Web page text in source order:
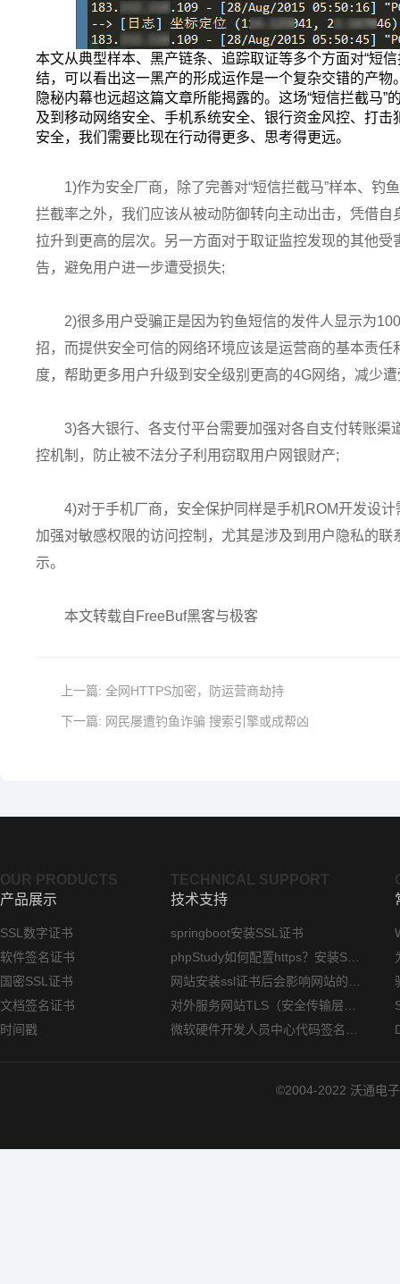
本文从典型样本、黑产链条、追踪取证等多个方面对“短
结，可以看出这一黑产的形成运作是一个复杂交错的产
隐秘内幕也远超这篇文章所能揭露的。这场“短信拦截马
及到移动网络安全、手机系统安全、银行资金风控、打
安全，我们需要比现在行动得更多、思考得更远。
1)作为安全厂商，除了完善对“短信拦截马”样本、钓
拦截率之外，我们应该从被动防御转向主动出击，凭借
拉升到更高的层次。另一方面对于取证监控发现的其他
告，避免用户进一步遭受损失;
2)很多用户受骗正是因为钓鱼短信的发件人显示为
招，而提供安全可信的网络环境应该是运营商的基本责
度，帮助更多用户升级到安全级别更高的4G网络，减少
3)各大银行、各支付平台需要加强对各自支付转账
控机制，防止被不法分子利用窃取用户网银财产;
4)对于手机厂商，安全保护同样是手机ROM开发设
加强对敏感权限的访问控制，尤其是涉及到用户隐私的
示。
本文转载自FreeBuf黑客与极客
上一篇: 全网HTTPS加密，防运营商劫持
下一篇: 网民屡遭钓鱼诈骗 搜索引擎或成帮凶
OUR PRODUCTS
产品展示
SSL数字证书
软件签名证书
国密SSL证书
文档签名证书
时间戳
TECHNICAL SUPPORT
技术支持
springboot安装SSL证书
©2004-2022 沃通电